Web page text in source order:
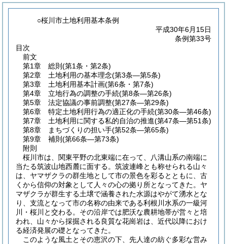
○桜川市土地利用基本条例
平成30年6月15日
条例第33号
目次
前文
第1章
総則 (第1条・第2条)
第2章
土地利用の基本理念(第3条―第5条)
第3章
土地利用基本計画(第6条・第7条)
第4章
立地行為の調整の手続(第8条―第26条)
第5章
法定協議の事前調整(第27条―第29条)
第6章
特定土地利用行為の適正化の手続(第30条―第46条)
第7章
土地利用に関する私的自治の推進(第47条―第51条)
第8章
まちづくりの担い手(第52条―第65条)
第9章
補則 (第66条―第73条)
附則
桜川市は、関東平野の北東端に在って、八溝山系の南端に
当たる筑波山地西麓に面する。筑波連峰とも称せられる山々
は、ヤマザクラの群生地として市の景色を彩るとともに、古
くから信仰の対象として人々の心の拠り所となってきた。ヤ
マザクラが群生する土壌で涵養された水源はやがて湧水とな
り、支流となって市の名称の由来である利根川水系の一級河
川・桜川と交わる。その沿岸では肥沃な農耕地帯が営々と培
われ、山々から採掘される良質な花崗岩は、近代以降におけ
る経済発展の礎となってきた。
このような風土とその恵沢の下、先人達の紡ぐ多彩な営み